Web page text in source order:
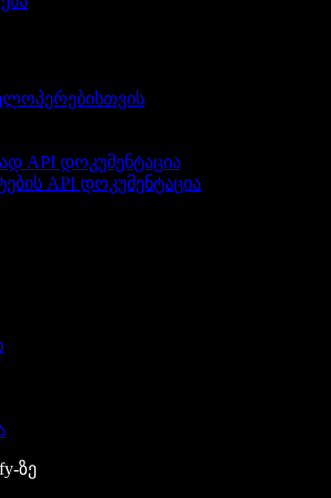
API დოკუმენტაცია
API დოკუმენტაცია
ზე